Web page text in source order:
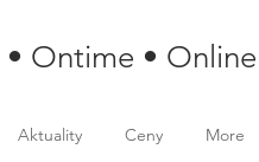
Ontime • Online
Aktuality Ceny More